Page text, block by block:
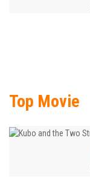
Top Movie